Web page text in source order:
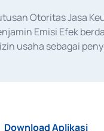
Otoritas Jasa
Emisi Efek
usaha sebagai
Download Aplikasi